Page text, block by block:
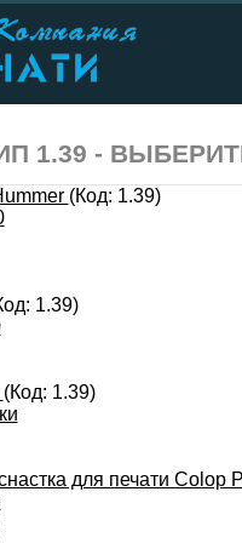
1.39 -
(Код: 1.39)
1.39)
(Код: 1.39)
для печати Colop